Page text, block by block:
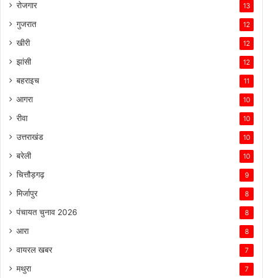
रोजगार 13
गुजरात 12
खीरी 12
झांसी 12
बहराइच 11
आगरा 10
रीवा 10
उत्तराखंड 10
बरेली 10
चित्तौड़गढ़ 9
मिर्जापुर 8
पंचायत चुनाव 2026 8
आरा 8
वायरल खबर 7
मथुरा 7